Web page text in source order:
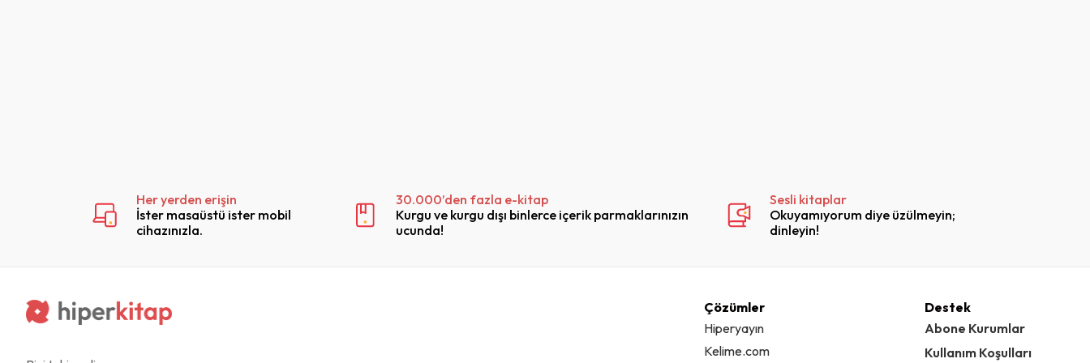
Her yerden erişin
İster masaüstü ister mobil
cihazınızla.
30.000’den fazla e-kitap
Kurgu ve kurgu dışı binlerce içerik parmaklarınızın
ucunda!
Sesli kitaplar
Okuyamıyorum diye üzülmeyin;
dinleyin!
Çözümler
Hiperyayın
Kelime.com
Destek
Abone Kurumlar
Kullanım Koşulları